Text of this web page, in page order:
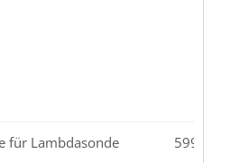
für Lambdasonde 599.99-